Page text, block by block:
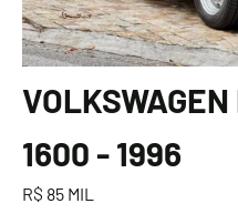
1600 - 1996
R$ 85 MIL